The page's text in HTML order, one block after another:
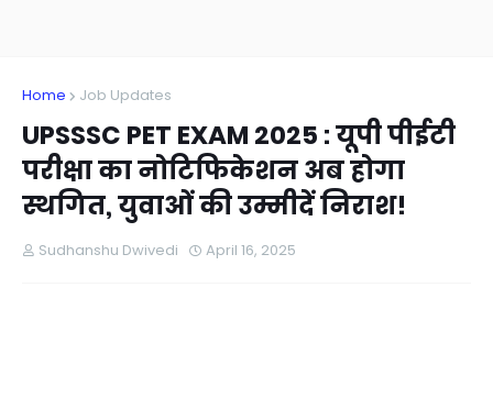
Home Job Updates
UPSSSC PET EXAM 2025 : यूपी पीईटी
परीक्षा का नोटिफिकेशन अब होगा
स्थगित, युवाओं की उम्मीदें निराश!
Sudhanshu Dwivedi April 16, 2025